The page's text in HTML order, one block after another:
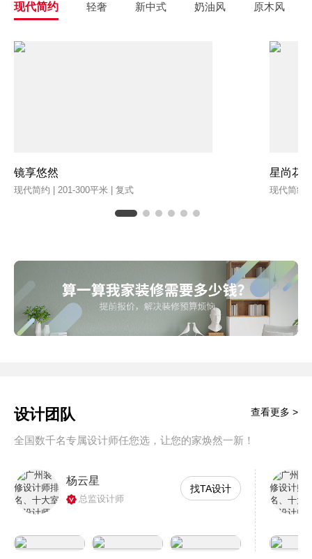
现代简约 轻奢 新中式 奶油风 原木风
镜享悠然
现代简约 | 201-300平米 | 复式
星尚花
现代简约
设计团队
全国数千名专属设计师任您选，让您的家焕然一新！
查看更多 >
杨云星
总监设计师
找TA设计